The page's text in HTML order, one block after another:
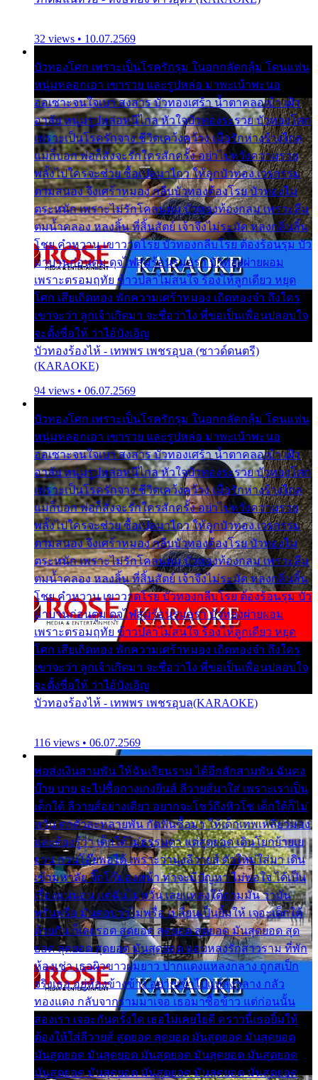
32 views • 10.07.2569
บัวทองโศก เพราะเป็นโรครักรุม ในอกกลัดกลุ้ม โดนแฟน
หนุ่มหลอกเอา เขารวย และรูปหล่อ มาพะเน้าพะนอ
ออเซาะจนใจเบา สงสาร บัวทองเศร้า น้ำตาคลอเบ้า เฝ้า
อาลัย หนุ่มรูปหล่อหนีไกล หัวใจบัวทองระรวย บัวทองโศก
เพราะเป็นโรครักจาง ชีวิตเคว้งคว้าง เมื่อรักห่างร้างไกล
แม่ก็บอก พ่อก็สั่งจะรักใครสักครั้ง อย่าไปหวังความรวย
พลั้งไปใครจะช่วย ซื้อเปลมาไกว ให้ลูกบัวทอง เวรกรรม
ตามสนอง จึงเศร้าหมอง กลีบบัวทองต้องโรย บัวทองไม่
ตระหนัก เพราะไม่รักโคลนตม บัวทองท้องกลม เพราะลืม
ตมน้ำคลอง หลงลิ้น ที่สิ้นสัตย์ เจ้าจึงไม่ระมัด หลงกลิ่นลิ้น
โชย คำหวาน เขาวาดโรย บัวทองกลีบโรย ต้องร้อนรุม บัว
มาบานก่อนตูม ดุจไฟสุมร้อนรุมอุรา บัวทองผ่ายผอม
เพราะตรอมฤทัย ข้าวปลาไม่สนใจ ร้องไห้ลูกเดียว หยุด
โศก เสียเถิดทอง พักความเศร้าหมอง เถิดทองจ๋า ถึงใคร
เขาจะว่า ลูกเจ้าเกิดมา จะชื่อว่าไง พี่ขอเป็นเพื่อนปลอบใจ
จะตั้งชื่อให้ ว่าไอ้บังเอิญ
บัวทองร้องไห้ - เทพพร เพชรอุบล (ซาวด์ดนตรี)
(KARAOKE)
94 views • 06.07.2569
บัวทองโศก เพราะเป็นโรครักรุม ในอกกลัดกลุ้ม โดนแฟน
หนุ่มหลอกเอา เขารวย และรูปหล่อ มาพะเน้าพะนอ
ออเซาะจนใจเบา สงสาร บัวทองเศร้า น้ำตาคลอเบ้า เฝ้า
อาลัย หนุ่มรูปหล่อหนีไกล หัวใจบัวทองระรวย บัวทองโศก
เพราะเป็นโรครักจาง ชีวิตเคว้งคว้าง เมื่อรักห่างร้างไกล
แม่ก็บอก พ่อก็สั่งจะรักใครสักครั้ง อย่าไปหวังความรวย
พลั้งไปใครจะช่วย ซื้อเปลมาไกว ให้ลูกบัวทอง เวรกรรม
ตามสนอง จึงเศร้าหมอง กลีบบัวทองต้องโรย บัวทองไม่
ตระหนัก เพราะไม่รักโคลนตม บัวทองท้องกลม เพราะลืม
ตมน้ำคลอง หลงลิ้น ที่สิ้นสัตย์ เจ้าจึงไม่ระมัด หลงกลิ่นลิ้น
โชย คำหวาน เขาวาดโรย บัวทองกลีบโรย ต้องร้อนรุม บัว
มาบานก่อนตูม ดุจไฟสุมร้อนรุมอุรา บัวทองผ่ายผอม
เพราะตรอมฤทัย ข้าวปลาไม่สนใจ ร้องไห้ลูกเดียว หยุด
โศก เสียเถิดทอง พักความเศร้าหมอง เถิดทองจ๋า ถึงใคร
เขาจะว่า ลูกเจ้าเกิดมา จะชื่อว่าไง พี่ขอเป็นเพื่อนปลอบใจ
จะตั้งชื่อให้ ว่าไอ้บังเอิญ
บัวทองร้องไห้ - เทพพร เพชรอุบล(KARAOKE)
116 views • 06.07.2569
พ่อส่งเงินสามพัน ให้ฉันเรียนราม ได้อีกสักสามพัน ฉันคง
บ๊าย บาย จะไปซื้อกางเกงยีนส์ ลีวายส์มาใส่ เพราะเราเป็น
เด็กใต้ ลีวายส์อย่างเดียว อยากจะโชว์ถึงหิวโซ เด็กใต้ก็ไม่
หวั่น ตกตัวละหลายพัน กัดฟันซื้อมา ให้เด็กเทพเหลียวมอง
และต้องรู้ว่า เด็กใต้ไม่ธรรมดา แต่สุดยอด เดินโยกย้ายเย
ยวน กวนโอ๊ยพอได้ เพราะว่านุ่งลีวายส์ ตัวใหม่ใส่มา เดิน
เข้ามหาลัย จิ๊กโก๊มองหน้า ท่าจะมีปัญหา ไม่พอใจ ได้เป็น
เรื่องแน่นอน แต่ฉันไม่หวั่น เลยแหลงใต้ถามมัน ว่ามัน
พรั่นพรือ มันตอบว่าไม่พรื่อ เปลี่ยนเป็นยิ้มให้ เจอะเด็กใต้
ด้วยกัน ก็เลยรอด สุดยอด สุดยอด สุดยอด มันสุดยอด สุด
ยอด สุดยอด สุดยอด มันสุดยอด แอบหลงรักสาวราม ที่พัก
ห้องเช่า เธอผิวขาวผมยาว ปากแดงแหลงกลาง ถูกสเป็ก
จริงเธอ อยู่ห้องข้างข้าง อยากเข้าไปแหลงกลาง กลัว
ทองแดง กลับจากรามมาเจอ เธอมาซื้อข้าว แต่ก่อนนั้น
สองเรา เจอะกันครั้งใด เธอไม่เคยไยดี คราวนี้เธอยิ้มให้
ต้องให้ใส่ลีวายส์ สุดยอด สุดยอด มันสุดยอด มันสุดยอด
มันสุดยอด มันสุดยอด มันสุดยอด มันสุดยอด มันสุดยอด
มันสุดยอด มันสุดยอด มันสุดยอด มันสุดยอด มันสุดยอด